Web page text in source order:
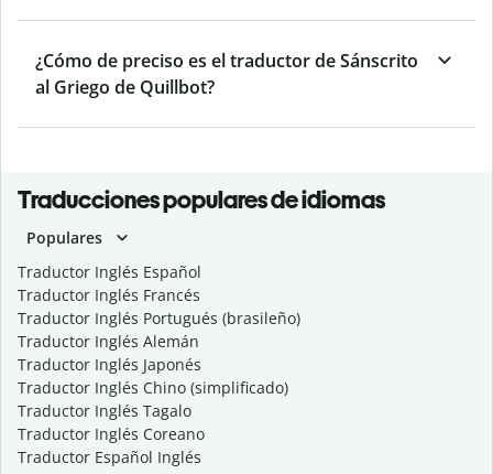
¿Cómo de preciso es el traductor de Sánscrito
al Griego de Quillbot?
Traducciones populares de idiomas
Populares
Traductor Inglés Español
Traductor Inglés Francés
Traductor Inglés Portugués (brasileño)
Traductor Inglés Alemán
Traductor Inglés Japonés
Traductor Inglés Chino (simplificado)
Traductor Inglés Tagalo
Traductor Inglés Coreano
Traductor Español Inglés